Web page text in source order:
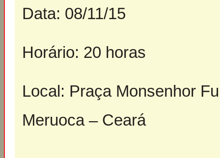
Data: 08/11/15
Horário: 20 horas
Local: Praça Monsenhor
Meruoca – Ceará